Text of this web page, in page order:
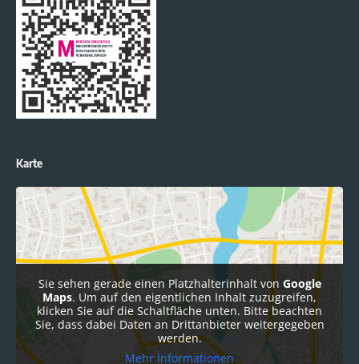
Karte
Sie sehen gerade einen Platzhalterinhalt von Google
Maps. Um auf den eigentlichen Inhalt zuzugreifen,
klicken Sie auf die Schaltfläche unten. Bitte beachten
Sie, dass dabei Daten an Drittanbieter weitergegeben
werden.
Mehr Informationen